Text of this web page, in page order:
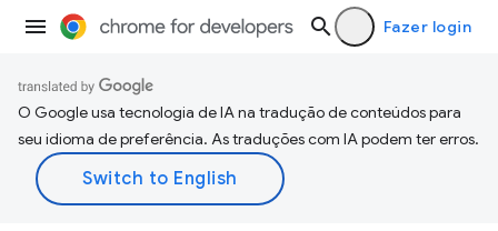
Fazer login
O Google usa tecnologia de IA na tradução de conteúdos para
seu idioma de preferência. As traduções com IA podem ter erros.